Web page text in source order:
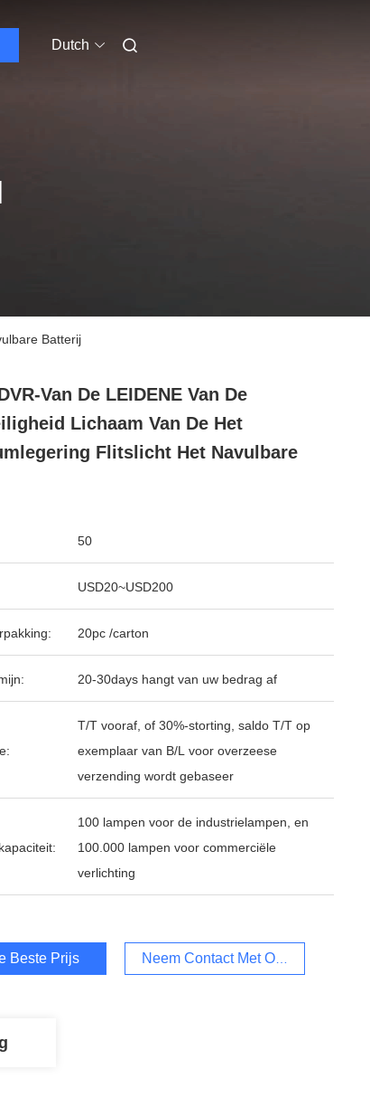
Dutch
Batterij
Van De LEIDENE Van De
Lichaam Van De Het
Flitslicht Het Navulbare
50
USD20~USD200
20pc /carton
20-30days hangt van uw bedrag af
T/T vooraf, of 30%-storting, saldo T/T op
exemplaar van B/L voor overzeese
verzending wordt gebaseer
100 lampen voor de industrielampen, en
100.000 lampen voor commerciële
verlichting
Beste Prijs Neem Contact Met Ons Op